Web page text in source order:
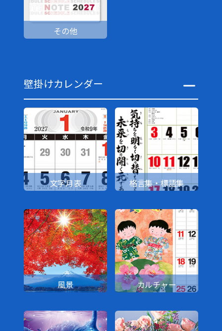
その他
壁掛けカレンダー
文字月表 格言集・標語集
風景 カルチャー